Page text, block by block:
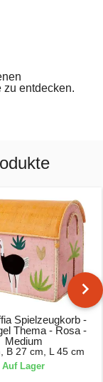
zu entdecken.
Spielzeugkorb -
Thema - Rosa -
Medium
B 27 cm, L 45 cm
Auf Lager